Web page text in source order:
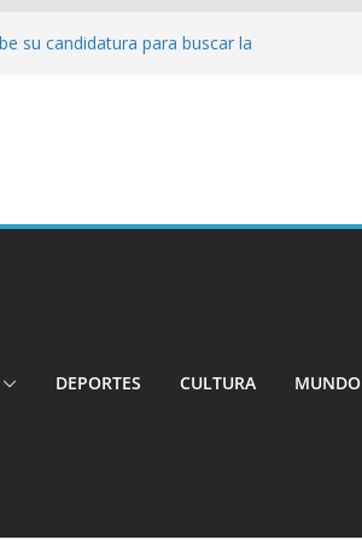
su candidatura para buscar la
Investigan crimen de un hombre en el
e incidentes marcaron la
DEPORTES CULTURA MUNDO